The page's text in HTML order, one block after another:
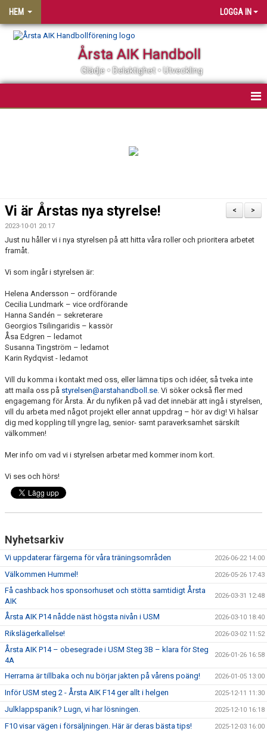
HEM LOGGA IN
Årsta AIK Handboll
Glädje • Delaktighet • Utveckling
KLUBBSHOP
PARTNER
LEDARGUIDEN
>
<
Vi är Årstas nya styrelse!
2023-10-01 20:17
Just nu håller vi i nya styrelsen på att hitta våra roller och prioritera arbetet
framåt.
Vi som ingår i styrelsen är:
Helena Andersson – ordförande
Cecilia Lundmark – vice ordförande
Hanna Sandén – sekreterare
Georgios Tsilingaridis – kassör
Åsa Edgren – ledamot
Susanna Tingström – ledamot
Karin Rydqvist - ledamot
Vill du komma i kontakt med oss, eller lämna tips och idéer, så tveka inte
att maila oss på styrelsen@arstahandboll.se. Vi söker också fler med
engagemang för Årsta. Är du nyfiken på vad det innebär att ingå i styrelsen,
vill du arbeta med något projekt eller annat uppdrag – hör av dig! Vi hälsar
dig med koppling till yngre lag, senior- samt paraverksamhet särskilt
välkommen!
Mer info om vad vi i styrelsen arbetar med kommer inom kort.
Vi ses och hörs!
Nyhetsarkiv
Vi uppdaterar färgerna för våra träningsområden 2026-06-22 14:00
Välkommen Hummel! 2026-05-26 17:43
Få cashback hos sponsorhuset och stötta samtidigt Årsta
AIK
2026-03-31 12:48
Årsta AIK P14 nådde näst högsta nivån i USM 2026-03-10 18:40
Rikslägerkallelse! 2026-03-02 11:52
Årsta AIK P14 – obesegrade i USM Steg 3B – klara för Steg
4A
2026-01-26 16:58
Herrarna är tillbaka och nu börjar jakten på vårens poäng! 2026-01-05 13:00
Inför USM steg 2 - Årsta AIK F14 ger allt i helgen 2025-12-11 11:30
Julklappspanik? Lugn, vi har lösningen. 2025-12-10 16:18
F10 visar vägen i försäljningen. Här är deras bästa tips! 2025-12-03 16:00